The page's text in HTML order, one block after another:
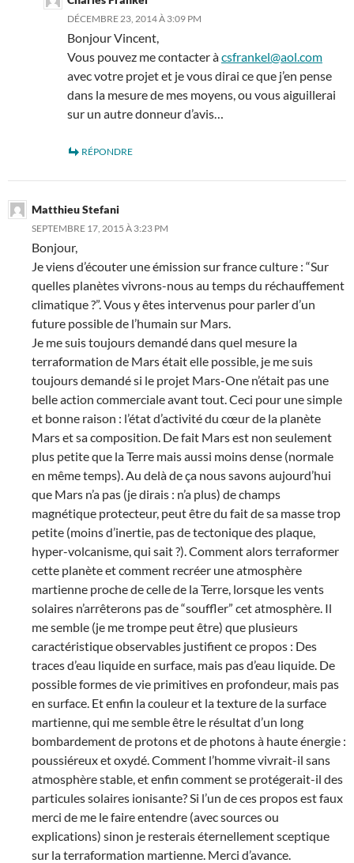
DÉCEMBRE 23, 2014 À 3:09 PM
Bonjour Vincent,
Vous pouvez me contacter àcsfrankel@aol.com
avec votre projet et je vous dirai ce que j’en pense
dans la mesure de mes moyens, ou vous aiguillerai
sur un autre donneur d’avis…
RÉPONDRE
Matthieu Stefani
SEPTEMBRE 17, 2015 À 3:23 PM
Bonjour,
Je viens d’écouter une émission sur france culture : “Sur
quelles planètes vivrons-nous au temps du réchauffement
climatique ?”. Vous y êtes intervenus pour parler d’un
future possible de l’humain sur Mars.
Je me suis toujours demandé dans quel mesure la
terraformation de Mars était elle possible, je me suis
toujours demandé si le projet Mars-One n’était pas une
belle action commerciale avant tout. Ceci pour une simple
et bonne raison : l’état d’activité du cœur de la planète
Mars et sa composition. De fait Mars est non seulement
plus petite que la Terre mais aussi moins dense (normale
en même temps). Au delà de ça nous savons aujourd’hui
que Mars n’a pas (je dirais : n’a plus) de champs
magnétique protecteur, peut être du fait de sa masse trop
petite (moins d’inertie, pas de tectonique des plaque,
hyper-volcanisme, qui sait ?). Comment alors terraformer
cette planète et comment recréer une atmosphère
martienne proche de celle de la Terre, lorsque les vents
solaires n’arrêterons pas de “souffler” cet atmosphère. Il
me semble (je me trompe peut être) que plusieurs
caractéristique observables justifient ce propos : Des
traces d’eau liquide en surface, mais pas d’eau liquide. De
possible formes de vie primitives en profondeur, mais pas
en surface. Et enfin la couleur et la texture de la surface
martienne, qui me semble être le résultat d’un long
bombardement de protons et de photons à haute énergie :
poussiéreux et oxydé. Comment l’homme vivrait-il sans
atmosphère stable, et enfin comment se protégerait-il des
particules solaires ionisante? Si l’un de ces propos est faux
merci de me le faire entendre (avec sources ou
explications) sinon je resterais éternellement sceptique
sur la terraformation martienne. Merci d’avance.